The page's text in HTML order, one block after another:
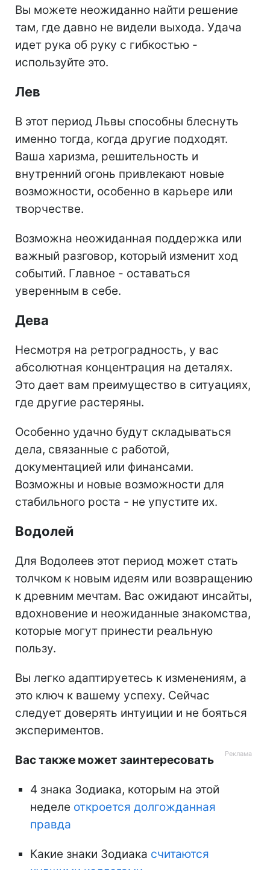
Вы можете неожиданно найти решение
там, где давно не видели выхода. Удача
идет рука об руку с гибкостью -
используйте это.
Лев
В этот период Львы способны блеснуть
именно тогда, когда другие подходят.
Ваша харизма, решительность и
внутренний огонь привлекают новые
возможности, особенно в карьере или
творчестве.
Возможна неожиданная поддержка или
важный разговор, который изменит ход
событий. Главное - оставаться
уверенным в себе.
Дева
Несмотря на ретроградность, у вас
абсолютная концентрация на деталях.
Это дает вам преимущество в ситуациях,
где другие растеряны.
Особенно удачно будут складываться
дела, связанные с работой,
документацией или финансами.
Возможны и новые возможности для
стабильного роста - не упустите их.
Водолей
Для Водолеев этот период может стать
толчком к новым идеям или возвращению
к древним мечтам. Вас ожидают инсайты,
вдохновение и неожиданные знакомства,
которые могут принести реальную
пользу.
Вы легко адаптируетесь к изменениям, а
это ключ к вашему успеху. Сейчас
следует доверять интуиции и не бояться
экспериментов.
Вас также может заинтересовать
4 знака Зодиака, которым на этой
неделе откроется долгожданная
правда
Какие знаки Зодиака считаются